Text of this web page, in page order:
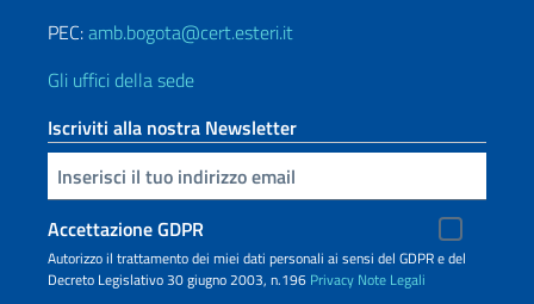
PEC:amb.bogota@cert.esteri.it
Gli uffici della sede
Iscriviti alla nostra Newsletter
Inserisci la tua email
Accettazione GDPR
Autorizzo il trattamento dei miei dati personali ai sensi del GDPR e del
Decreto Legislativo 30 giugno 2003, n.196 Privacy Note Legali